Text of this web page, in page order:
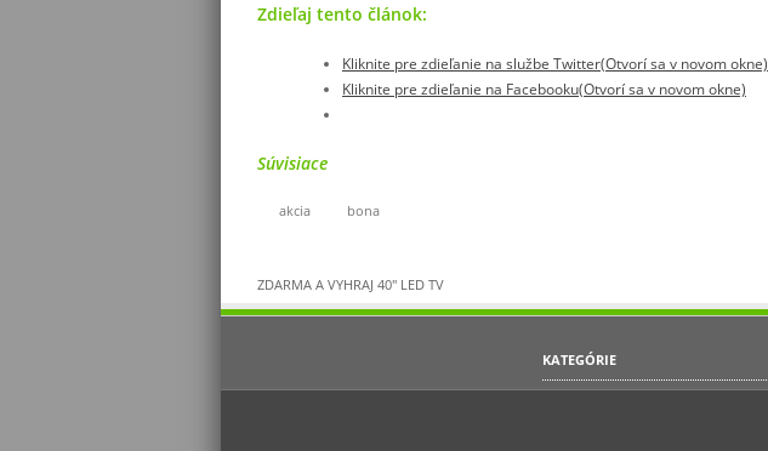
Zdieľaj tento článok:
Kliknite pre zdieľanie na službe Twitter(Otvorí sa v novom okne)
Kliknite pre zdieľanie na Facebooku(Otvorí sa v novom okne)
Súvisiace
akcia bona
ZDARMA A VYHRAJ 40″ LED TV
KATEGÓRIE